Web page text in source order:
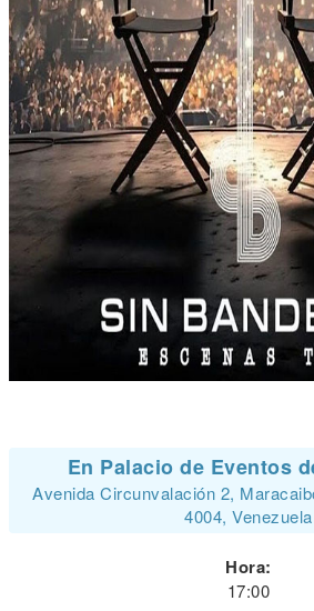
En Palacio de Eventos
Avenida Circunvalación 2,
4004, Venezuela
Hora:
17:00